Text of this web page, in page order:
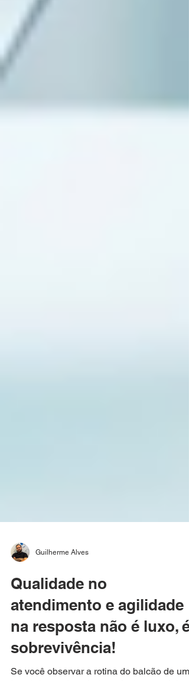
Qualidade no
atendimento e agilidade
na resposta não é luxo, é
sobrevivência!